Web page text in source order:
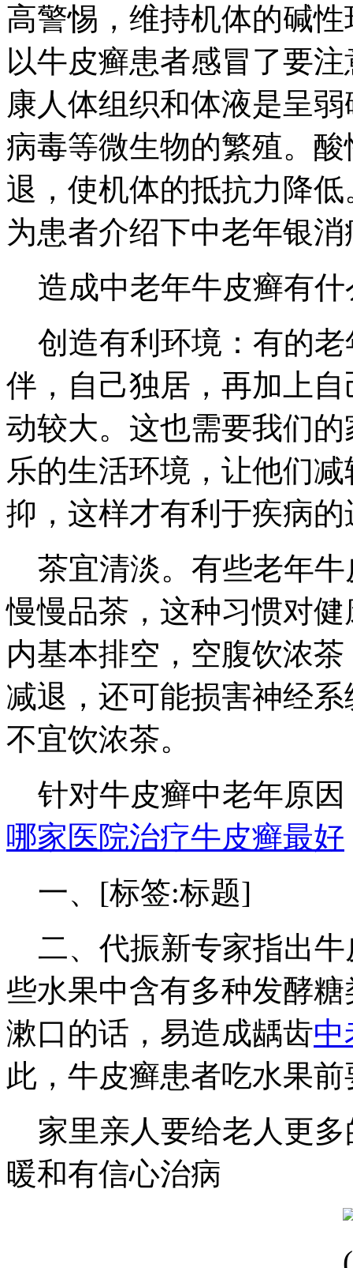
高警惕，维持机体的碱
以牛皮癣患者感冒了要
康人体组织和体液是呈
病毒等微生物的繁殖。
退，使机体的抵抗力降
为患者介绍下中老年银
造成中老年牛皮癣有什
创造有利环境：有的老
伴，自己独居，再加上
动较大。这也需要我们
乐的生活环境，让他们
抑，这样才有利于疾病
茶宜清淡。有些老年牛
慢慢品茶，这种习惯对
内基本排空，空腹饮浓
减退，还可能损害神经
不宜饮浓茶。
针对牛皮癣中老年原因
哪家医院治疗牛皮癣最好
一、[标签:标题]
二、代振新专家指出牛
些水果中含有多种发酵
漱口的话，易造成龋齿中
此，牛皮癣患者吃水果
家里亲人要给老人更多
暖和有信心治病